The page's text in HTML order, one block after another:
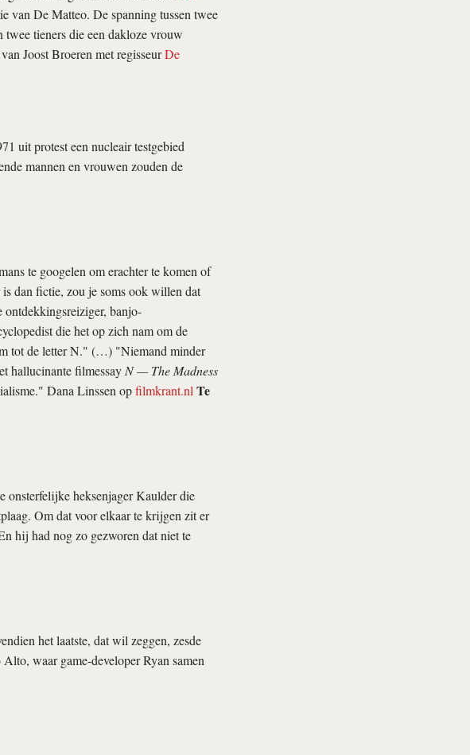
van De Matteo. De spanning tussen twee
twee tieners die een dakloze vrouw
Joost Broeren met regisseurDe
uit protest een nucleair testgebied
mannen en vrouwen zouden de
te googelen om erachter te komen of
dan fictie, zou je soms ook willen dat
ontdekkingsreiziger, banjo-
die het op zich nam om de
tot de letter N." (…) "Niemand minder
halluci­nante filmessay N — The Madness
Dana Linssen opfilmkrant.nl Te
onsterfelijke heksenjager Kaulder die
Om dat voor elkaar te krijgen zit er
hij had nog zo gezworen dat niet te
het laatste, dat wil zeggen, zesde
waar game-developer Ryan samen